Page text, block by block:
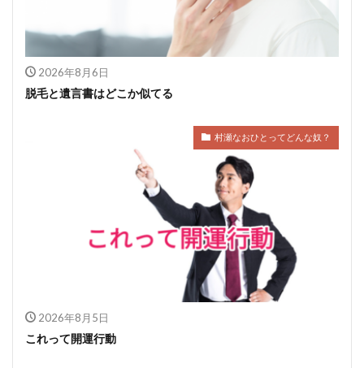
2026年8月6日
脱毛と遺言書はどこか似てる
村瀬なおひとってどんな奴？
2026年8月5日
これって開運行動